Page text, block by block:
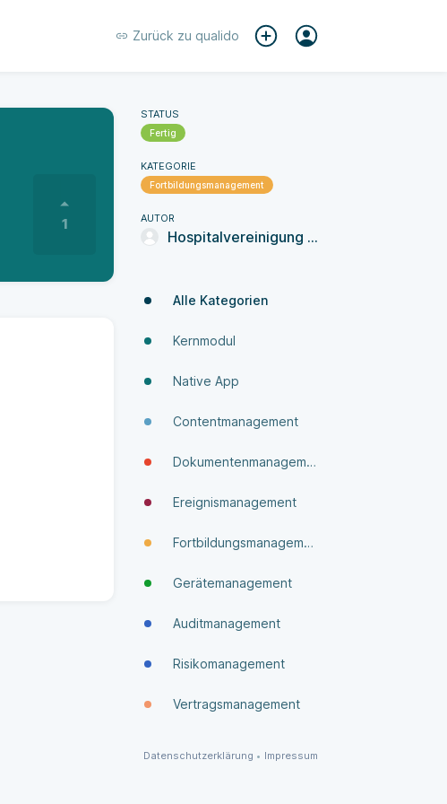
Zurück zu qualido
1
STATUS
Fertig
KATEGORIE
Fortbildungsmanagement
AUTOR
Hospitalvereinigung St. Marien
Alle Kategorien
Kernmodul
Native App
Contentmanagement
Dokumenten­manage­ment
Ereignismanagement
Fortbildungsmanagement
Gerätemanagement
Auditmanagement
Risikomanagement
Vertragsmanagement
Datenschutzerklärung • Impressum